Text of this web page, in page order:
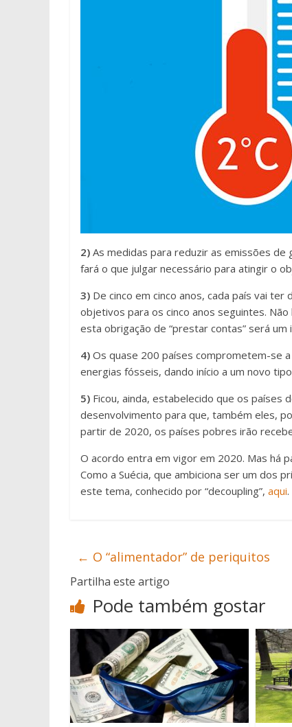
2) As medidas para reduzir as emissões de
fará o que julgar necessário para atingir o
3) De cinco em cinco anos, cada país vai
objetivos para os cinco anos seguintes.
esta obrigação de “prestar contas” será
4) Os quase 200 países comprometem-se
energias fósseis, dando início a um novo
5) Ficou, ainda, estabelecido que os países
desenvolvimento para que, também eles,
partir de 2020, os países pobres irão
O acordo entra em vigor em 2020. Mas há
Como a Suécia, que ambiciona ser um dos
este tema, conhecido por “decoupling”, aqui.
← O “alimentador” de periquitos
Partilha este artigo
Pode também gostar